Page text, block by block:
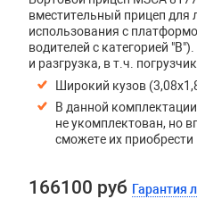
вместительный прицеп для
использования с
водителей с категорией
и разгрузка, в т.ч.
Широкий кузов
В данной
не укомплектован, но
сможете их приобрести
166100 руб Гарантия